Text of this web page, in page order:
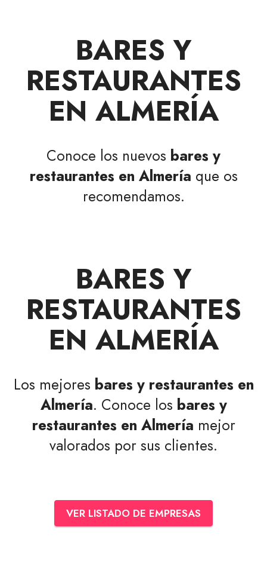
BARES Y
RESTAURANTES
EN ALMERÍA
Conoce los nuevos bares y
restaurantes en Almería que os
recomendamos.
BARES Y
RESTAURANTES
EN ALMERÍA
Los mejores bares y restaurantes en
Almería. Conoce los bares y
restaurantes en Almería mejor
valorados por sus clientes.
VER LISTADO DE EMPRESAS